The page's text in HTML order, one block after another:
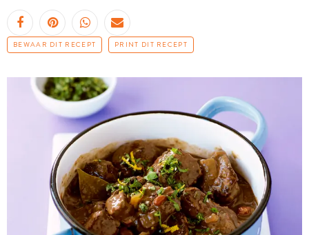
BEWAAR DIT RECEPT PRINT DIT RECEPT